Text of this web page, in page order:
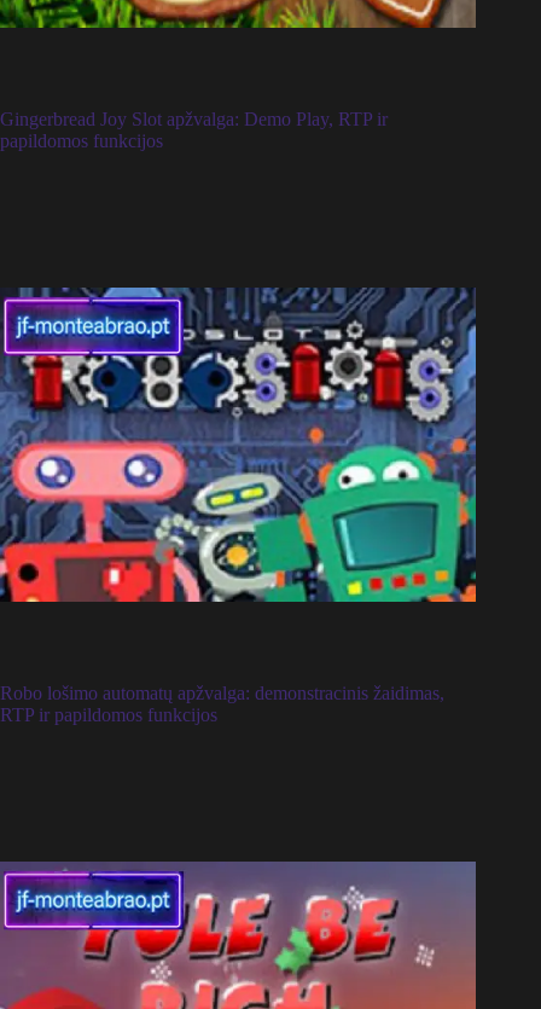
Gingerbread Joy Slot apžvalga: Demo Play, RTP ir
papildomos funkcijos
Robo lošimo automatų apžvalga: demonstracinis žaidimas,
RTP ir papildomos funkcijos